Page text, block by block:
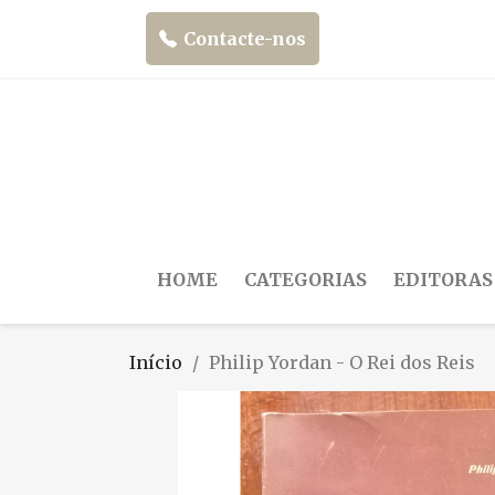
Contacte-nos
HOME CATEGORIAS EDITORAS
Início Philip Yordan - O Rei dos Reis